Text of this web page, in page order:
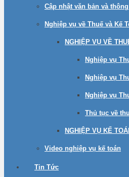
Cập nhật văn bản và
Nghiệp vụ về Thuế và Kế
NGHIỆP VỤ VỀ
Nghiệp vụ
Nghiệp vụ
Nghiệp vụ
Thủ tục về
NGHIỆP VỤ KẾ
Video nghiệp vụ kế toán
Tin Tức